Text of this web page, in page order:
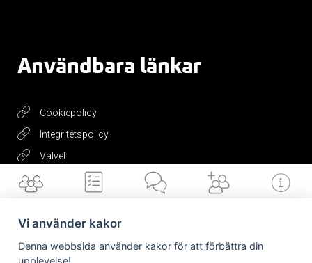
Användbara länkar
Cookiepolicy
Integritetspolicy
Valvet
Få vårtnyhetsbrev
Vi använder kakor
Denna webbsida använder kakor för att förbättra din
upplevelse!